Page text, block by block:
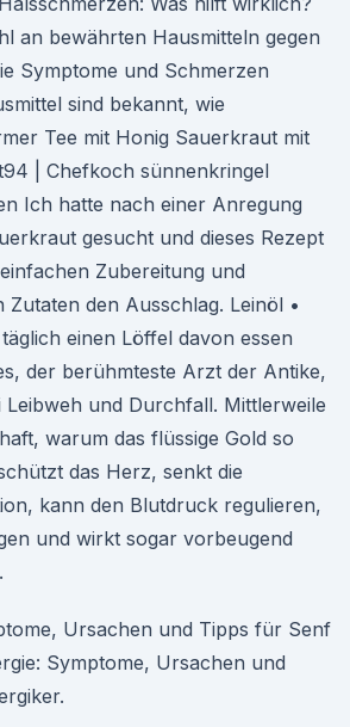
an bewährten Hausmitteln gegen
Symptome und Schmerzen
sind bekannt, wie
Tee mit Honig Sauerkraut mit
| Chefkoch sünnenkringel
Ich hatte nach einer Anregung
gesucht und dieses Rezept
Zubereitung und
den Ausschlag. Leinöl •
einen Löffel davon essen
der berühmteste Arzt der Antike,
Leibweh und Durchfall. Mittlerweile
warum das flüssige Gold so
das Herz, senkt die
kann den Blutdruck regulieren,
und wirkt sogar vorbeugend
Ursachen und Tipps für Senf
Symptome, Ursachen und